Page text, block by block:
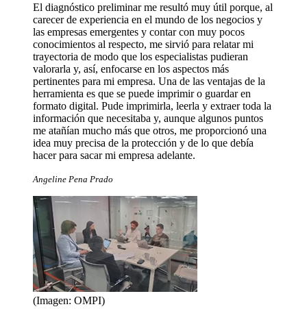
El diagnóstico preliminar me resultó muy útil porque, al
carecer de experiencia en el mundo de los negocios y
las empresas emergentes y contar con muy pocos
conocimientos al respecto, me sirvió para relatar mi
trayectoria de modo que los especialistas pudieran
valorarla y, así, enfocarse en los aspectos más
pertinentes para mi empresa. Una de las ventajas de la
herramienta es que se puede imprimir o guardar en
formato digital. Pude imprimirla, leerla y extraer toda la
información que necesitaba y, aunque algunos puntos
me atañían mucho más que otros, me proporcionó una
idea muy precisa de la protección y de lo que debía
hacer para sacar mi empresa adelante.
Angeline Pena Prado
(Imagen: OMPI)